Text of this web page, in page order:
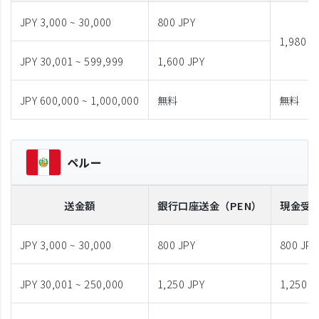
JPY 3,000 ~ 30,000
800 JPY
1,980
JPY 30,001 ~ 599,999
1,600 JPY
JPY 600,000 ~ 1,000,000 無料 無料
ペルー
送金額 銀行口座送金 （PEN） 現金受
JPY 3,000 ~ 30,000 800 JPY 800 JPY
JPY 30,001 ~ 250,000 1,250 JPY 1,250